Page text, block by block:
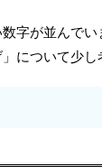
字が並んで
について少し